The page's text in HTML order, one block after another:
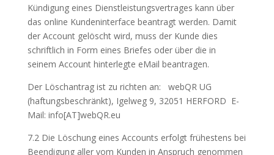
Kündigung eines Dienstleistungsvertrages kann über
das online Kundeninterface beantragt werden. Damit
der Account gelöscht wird, muss der Kunde dies
schriftlich in Form eines Briefes oder über die in
seinem Account hinterlegte eMail beantragen.
Der Löschantrag ist zu richten an: webQR UG
(haftungsbeschränkt), Igelweg 9, 32051 HERFORD E-
Mail: info[AT]webQR.eu
7.2 Die Löschung eines Accounts erfolgt frühestens bei
Beendigung aller vom Kunden in Anspruch genommen